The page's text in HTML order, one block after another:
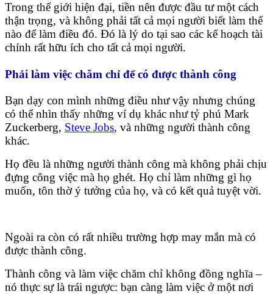
Trong thế giới hiện đại, tiền nên được đầu tư một cách
thận trọng, và không phải tất cả mọi người biết làm thế
nào để làm điều đó. Đó là lý do tại sao các kế hoạch tài
chính rất hữu ích cho tất cả mọi người.
Phải làm việc chăm chỉ để có được thành công
Bạn dạy con mình những điều như vậy nhưng chúng
có thể nhìn thấy những ví dụ khác như tỷ phú Mark
Zuckerberg, Steve Jobs, và những người thành công
khác.
Họ đều là những người thành công mà không phải chịu
đựng công việc mà họ ghét. Họ chỉ làm những gì họ
muốn, tôn thờ ý tưởng của họ, và có kết quả tuyệt vời.
Ngoài ra còn có rất nhiều trường hợp may mắn mà có
được thành công.
Thành công và làm việc chăm chỉ không đồng nghĩa –
nó thực sự là trái ngược: bạn càng làm việc ở một nơi